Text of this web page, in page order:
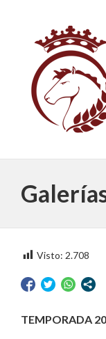
Visto: 2.708
TEMPORADA